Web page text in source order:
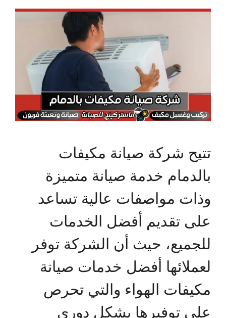
تتيح شركة صيانة مكيفات
بالدمام خدمة صيانة متميزة
وذات مواصفات عالية تساعد
على تقديم أفضل الخدمات
للجميع، حيث أن الشركة توفر
لعملائها أفضل خدمات صيانة
مكيفات الهواء والتي تحرص
على توفيرها بشكل دوري